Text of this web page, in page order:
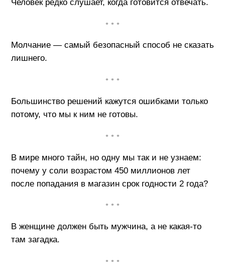
Человек редко слушает, когда готовится отвечать.
• • •
Молчание — самый безопасный способ не сказать
лишнего.
• • •
Большинство решений кажутся ошибками только
потому, что мы к ним не готовы.
• • •
В мире много тайн, но одну мы так и не узнаем:
почему у соли возрастом 450 миллионов лет
после попадания в магазин срок годности 2 года?
• • •
В женщине должен быть мужчина, а не какая-то
там загадка.
• • •